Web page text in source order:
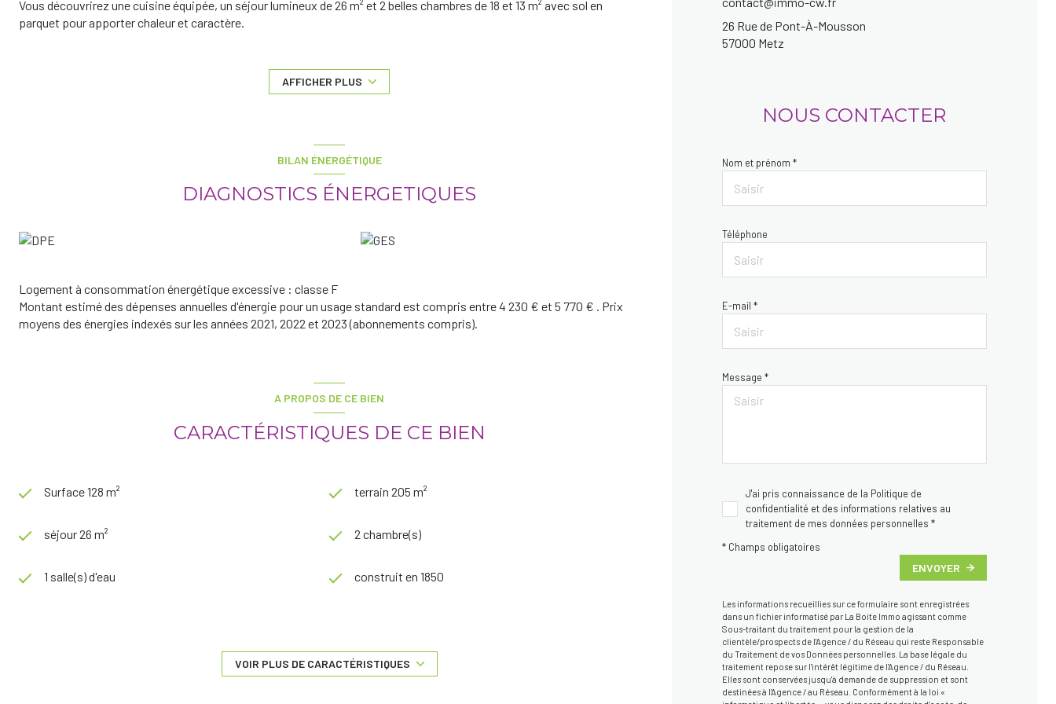
Vous découvrirez une cuisine équipée, un séjour lumineux de 26 m² et 2 belles chambres de 18 et 13 m² avec sol en
parquet pour apporter chaleur et caractère.
Côté extérieur, vous profiterez d'un jardin clos, idéal pour les beaux jours.
Côté commodités, le village dispose d'une école primaire, d'un accueil périscolaire, de commerces, de services
Contacter Corinne CHILLIARD Cabinet WURM Immobilier
au 06.27.40.64.29 ou par mail corinne.chilliard@immo-cw.fr
AFFICHER PLUS
BILAN ÉNERGÉTIQUE
DIAGNOSTICS ÉNERGETIQUES
Logement à consommation énergétique excessive : classe F
Montant estimé des dépenses annuelles d'énergie pour un usage standard est compris entre 4 230 € et 5 770 € . Prix
moyens des énergies indexés sur les années 2021, 2022 et 2023 (abonnements compris).
A PROPOS DE CE BIEN
CARACTÉRISTIQUES DE CE BIEN
Surface 128 m² terrain 205 m²
séjour 26 m² 2 chambre(s)
1 salle(s) d'eau construit en 1850
exposition Nord
VOIR PLUS DE CARACTÉRISTIQUES
26 Rue de Pont-À-Mousson
57000 Metz
NOUS CONTACTER
Nom et prénom *
Téléphone
E-mail *
Message *
J'ai pris connaissance de la Politique de
confidentialité et des informations relatives au
traitement de mes données personnelles *
* Champs obligatoires
ENVOYER
Les informations recueillies sur ce formulaire sont enregistrées
dans un fichier informatisé par La Boite Immo agissant comme
Sous-traitant du traitement pour la gestion de la
clientèle/prospects de l'Agence / du Réseau qui reste Responsable
du Traitement de vos Données personnelles. La base légale du
traitement repose sur l'intérêt légitime de l'Agence / du Réseau.
Elles sont conservées jusqu'à demande de suppression et sont
destinées à l'Agence / au Réseau. Conformément à la loi «